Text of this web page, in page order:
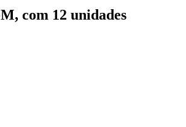
com 12 unidades